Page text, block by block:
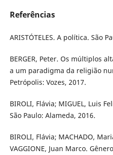
Referências
ARISTÓTELES. A política. São
BERGER, Peter. Os múltiplos
a um paradigma da religião
Petrópolis: Vozes, 2017.
BIROLI, Flávia; MIGUEL, Luis
São Paulo: Alameda, 2016.
BIROLI, Flávia; MACHADO,
VAGGIONE, Juan Marco.